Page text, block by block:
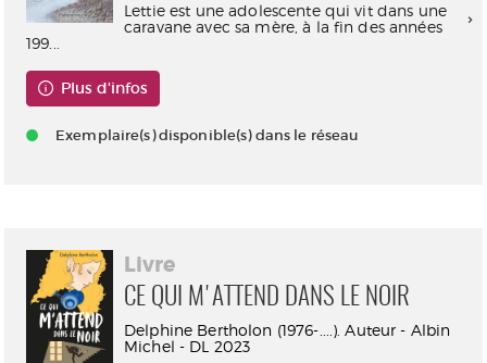
Lettie est une adolescente qui vit dans une
caravane avec sa mère, à la fin des années
199...
Plus d'infos
Exemplaire(s) disponible(s) dans le réseau
Livre
CE QUI M'ATTEND DANS LE NOIR
Delphine Bertholon (1976-....). Auteur - Albin
Michel - DL 2023